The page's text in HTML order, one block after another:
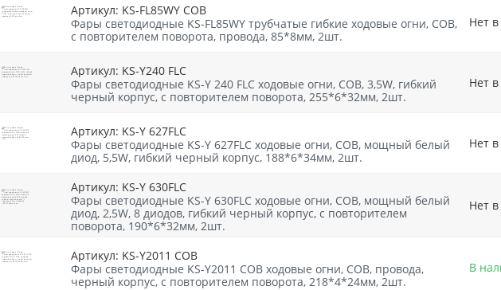
Артикул: KS-FL85WY СОВ
Фары светодиодные KS-FL85WY трубчатые гибкие ходовые огни, СОВ,
с повторителем поворота, провода, 85*8мм, 2шт.
Нет
Артикул: KS-Y240 FLC
Фары светодиодные KS-Y 240 FLC ходовые огни, СОВ, 3,5W, гибкий
черный корпус, с повторителем поворота, 255*6*32мм, 2шт.
Нет
Артикул: KS-Y 627FLC
Фары светодиодные KS-Y 627FLC ходовые огни, СОВ, мощный белый
диод, 5,5W, гибкий черный корпус, 188*6*34мм, 2шт.
Нет
Артикул: KS-Y 630FLC
Фары светодиодные KS-Y 630FLC ходовые огни, СОВ, мощный белый
диод, 2,5W, 8 диодов, гибкий черный корпус, с повторителем
поворота, 190*6*32мм, 2шт.
Нет
Артикул: KS-Y2011 COB
Фары светодиодные KS-Y2011 COB ходовые огни, СOB, провода,
черный корпус, с повторителем поворота, 218*4*24мм, 2шт.
В